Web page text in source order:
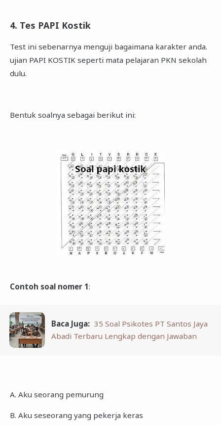
4. Tes PAPI Kostik
Test ini sebenarnya menguji bagaimana karakter anda.
ujian PAPI KOSTIK seperti mata pelajaran PKN sekolah
dulu.
Bentuk soalnya sebagai berikut ini:
Contoh soal nomer 1:
Baca Juga: 35 Soal Psikotes PT Santos Jaya
Abadi Terbaru Lengkap dengan Jawaban
A. Aku seorang pemurung
B. Aku seseorang yang pekerja keras